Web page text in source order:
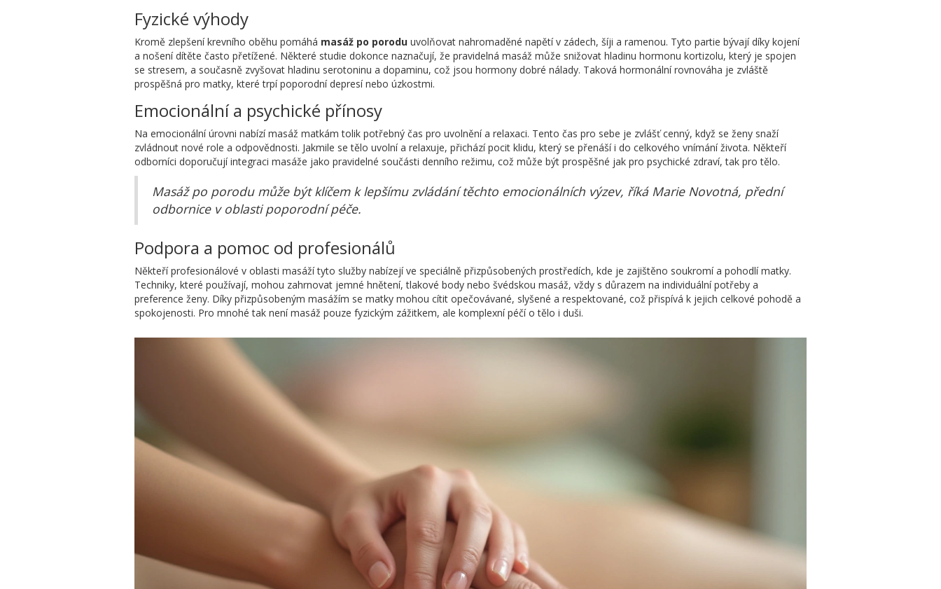
Fyzické výhody
Kromě zlepšení krevního oběhu pomáhá masáž po porodu uvolňovat nahromaděné napětí v zádech, šíji a ramenou. Tyto partie bývají díky kojení
a nošení dítěte často přetížené. Některé studie dokonce naznačují, že pravidelná masáž může snižovat hladinu hormonu kortizolu, který je spojen
se stresem, a současně zvyšovat hladinu serotoninu a dopaminu, což jsou hormony dobré nálady. Taková hormonální rovnováha je zvláště
prospěšná pro matky, které trpí poporodní depresí nebo úzkostmi.
Emocionální a psychické přínosy
Na emocionální úrovni nabízí masáž matkám tolik potřebný čas pro uvolnění a relaxaci. Tento čas pro sebe je zvlášť cenný, když se ženy snaží
zvládnout nové role a odpovědnosti. Jakmile se tělo uvolní a relaxuje, přichází pocit klidu, který se přenáší i do celkového vnímání života. Někteří
odborníci doporučují integraci masáže jako pravidelné součásti denního režimu, což může být prospěšné jak pro psychické zdraví, tak pro tělo.
Masáž po porodu může být klíčem k lepšímu zvládání těchto emocionálních výzev, říká Marie Novotná, přední
odbornice v oblasti poporodní péče.
Podpora a pomoc od profesionálů
Někteří profesionálové v oblasti masáží tyto služby nabízejí ve speciálně přizpůsobených prostředích, kde je zajištěno soukromí a pohodlí matky.
Techniky, které používají, mohou zahrnovat jemné hnětení, tlakové body nebo švédskou masáž, vždy s důrazem na individuální potřeby a
preference ženy. Díky přizpůsobeným masážím se matky mohou cítit opečovávané, slyšené a respektované, což přispívá k jejich celkové pohodě a
spokojenosti. Pro mnohé tak není masáž pouze fyzickým zážitkem, ale komplexní péčí o tělo i duši.